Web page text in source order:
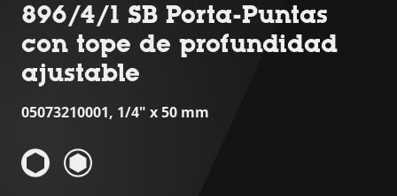
896/4/1 SB Porta-Puntas
con tope de profundidad
ajustable
05073210001, 1/4" x 50 mm